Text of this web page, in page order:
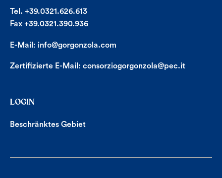
Tel. +39.0321.626.613
Fax +39.0321.390.936
E-Mail: info@gorgonzola.com
Zertifizierte E-Mail: consorziogorgonzola@pec.it
LOGIN
Beschränktes Gebiet